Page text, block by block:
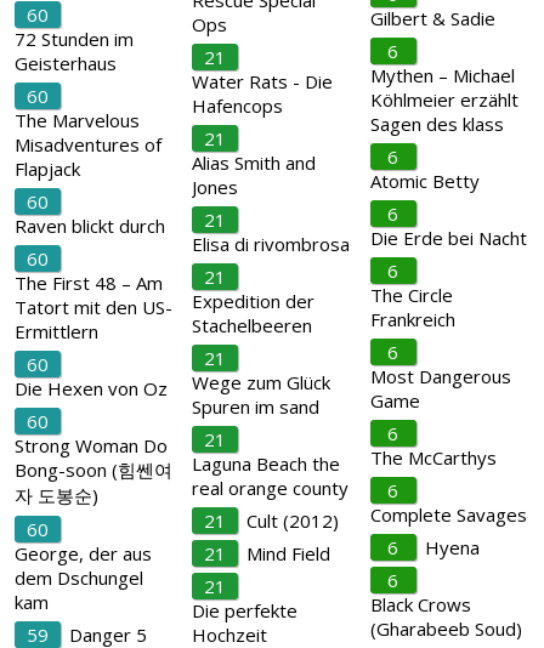
60
72 Stunden im
Geisterhaus
60
The Marvelous
Misadventures of
Flapjack
60
Raven blickt durch
60
The First 48 – Am
Tatort mit den US-
Ermittlern
60
Die Hexen von Oz
60
Strong Woman Do
Bong-soon (힘쎈여
자 도봉순)
60
George, der aus
dem Dschungel
kam
59
Danger 5
Ops
21
Water Rats - Die
Hafencops
21
Alias Smith and
Jones
21
Elisa di rivombrosa
21
Expedition der
Stachelbeeren
21
Wege zum Glück
Spuren im sand
21
Laguna Beach the
real orange county
21
Cult (2012)
21
Mind Field
21
Die perfekte
Hochzeit
Gilbert & Sadie
6
Mythen – Michael
Köhlmeier erzählt
Sagen des klass
6
Atomic Betty
6
Die Erde bei Nacht
6
The Circle
Frankreich
6
Most Dangerous
Game
6
The McCarthys
6
Complete Savages
6
Hyena
6
Black Crows
(Gharabeeb Soud)